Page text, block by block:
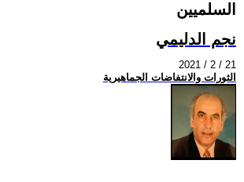
السلميين
نجم الدليمي
2021 / 2 / 21
الثورات والانتفاضات الجماهيرية